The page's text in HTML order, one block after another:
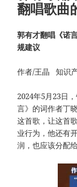
翻唱歌曲
郭有才翻唱《诺
规建议
作者/王晶 知识
2024年5月23日
言》的词作者丁
这首歌，让这首
业行为，他还有
润，也应该分配